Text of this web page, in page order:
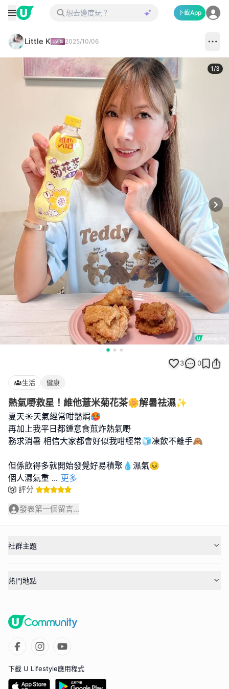
下載App
Little K 2025/10/06
1/3
3 0
生活 健康
熱氣嘢救星！維他薏米菊花茶🌼解暑祛濕✨
夏天☀️天氣經常咁翳焗🥵
再加上我平日都鍾意食煎炸熱氣嘢
務求消暑 相信大家都會好似我咁經常🧊凍飲不離手🙈
但係飲得多就開始發覺好易積聚💧濕氣😣
個人濕氣重 ... 更多
評分
發表第一個留言...
社群主題
熱門地點
下載 U Lifestyle應用程式